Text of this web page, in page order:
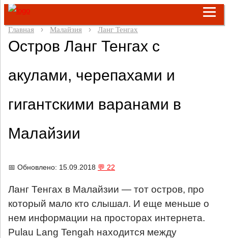
Главная Малайзия Ланг Тенгах
Остров Ланг Тенгах с
акулами, черепахами и
гигантскими варанами в
Малайзии
📅 Обновлено: 15.09.2018 💬 22
Ланг Тенгах в Малайзии — тот остров, про
который мало кто слышал. И еще меньше о
нем информации на просторах интернета.
Pulau Lang Tengah находится между